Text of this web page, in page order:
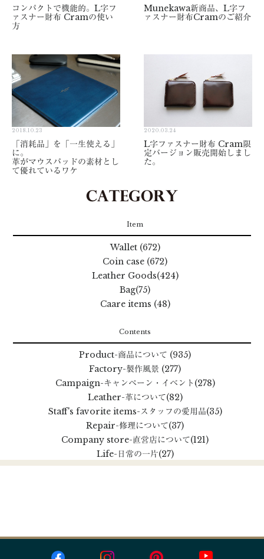
コンパクトで機能的。L字フ
ァスナー財布 Cramの使い
方
Munekawa新商品、L字フ
ァスナー財布Cramのご紹介
2018.10.23
「消耗品」を「一生使える」
に。
革がマウスパッドの素材とし
て優れているワケ
2020.03.24
L字ファスナー財布 Cram限
定バージョン販売開始しまし
た。
Item
Wallet (672)
Coin case (672)
Leather Goods(424)
Bag(75)
Caare items (48)
Contents
Product-商品について (935)
Factory-製作風景 (277)
Campaign-キャンペーン・イベント (278)
Leather-革について(82)
Staff's favorite items-スタッフの愛用品(35)
Repair-修理について(37)
Company store-直営店について(121)
Life-日常の一片(27)